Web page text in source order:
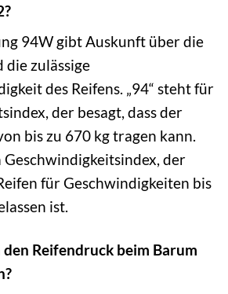
94W gibt Auskunft über die
die zulässige
des Reifens. „94“ steht für
der besagt, dass der
bis zu 670 kg tragen kann.
Geschwindigkeitsindex, der
für Geschwindigkeiten bis
ist.
Reifendruck beim Barum